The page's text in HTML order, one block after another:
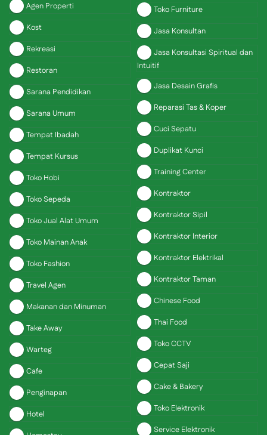
Agen Properti
Kost
Rekreasi
Restoran
Sarana Pendidikan
Sarana Umum
Tempat Ibadah
Tempat Kursus
Toko Hobi
Toko Sepeda
Toko Jual Alat Umum
Toko Mainan Anak
Toko Fashion
Travel Agen
Makanan dan Minuman
Take Away
Warteg
Cafe
Penginapan
Hotel
Toko Furniture
Jasa Konsultan
Jasa Konsultasi Spiritual dan
Intuitif
Jasa Desain Grafis
Reparasi Tas & Koper
Cuci Sepatu
Duplikat Kunci
Training Center
Kontraktor
Kontraktor Sipil
Kontraktor Interior
Kontraktor Elektrikal
Kontraktor Taman
Chinese Food
Thai Food
Toko CCTV
Cepat Saji
Cake & Bakery
Toko Elektronik
Service Elektronik